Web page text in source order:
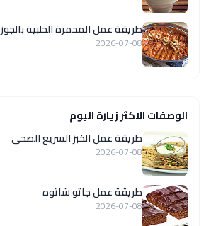
طريقة عمل المحمرة الحلبية بالجوز
2026-07-08
الوصفات الاكثر زيارة اليوم
طريقة عمل الخبز السريع الصحى
2026-07-08
طريقة عمل جاتو شاتوه
2026-07-08